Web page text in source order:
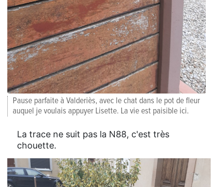
Pause parfaite à Valderiès, avec le chat dans le pot de fleur
auquel je voulais appuyer Lisette. La vie est paisible ici.
La trace ne suit pas la N88, c'est très
chouette.